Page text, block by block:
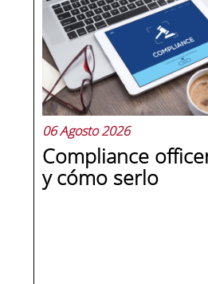
la antigüedad, sino en
competencias que se
aprender, practicar y
preguntas qué separa
06 Agosto 2026
Compliance
y cómo serlo